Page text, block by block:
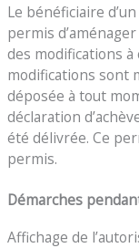
Le bénéficiaire
permis
des modifications à
modifications sont
déposée à tout
déclaration
été délivrée. Ce
permis.
Démarches
Affichage de